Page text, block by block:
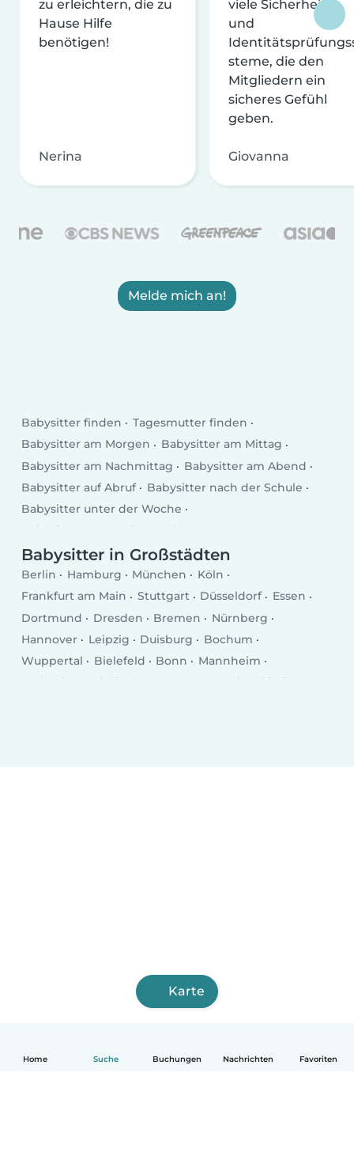
Home Suche Buchungen Nachrichten Favoriten
zu erleichtern, die zu
Hause Hilfe
benötigen!
Nerina
viele Sicherheits-
und
steme, die den
Mitgliedern ein
sicheres Gefühl
geben.
Giovanna
Melde mich an!
Babysitter finden
Tagesmutter finden
Babysitter am Morgen
Babysitter am Mittag
Babysitter am Nachmittag
Babysitter am Abend
Babysitter auf Abruf
Babysitter nach der Schule
Babysitter unter der Woche
Babysitter am Wochenende
Babysitter in Großstädten
Berlin Hamburg München
Köln
Frankfurt am Main
Stuttgart Düsseldorf
Essen
Dortmund
Dresden Bremen
Nürnberg
Hannover
Leipzig Duisburg
Bochum
Wuppertal
Bielefeld Bonn
Mannheim
Karlsruhe
Wiesbaden
Gelsenkirchen
Karte